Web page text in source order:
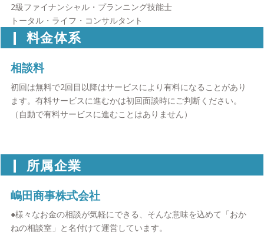
います。
※初回面談でご提案まで進行する場合もございます。
STEP:3 お客様に合った資産運用方法のご提案(無料)
初回の面談で伺った内容をもとにファイナンシャルプランナーが
現状を分析し、ご自身に合った資産運用の方法や現在行っている
資産運用の方法に問題点があればその解決方法をご提案します。
STEP:4 実行のお手伝い(無料)
ご提案は金融商品仲介業者としての実行のお手伝いを致します。
2級ファイナンシャル・プランニング技能士
トータル・ライフ・コンサルタント
料金体系
相談料
初回は無料で2回目以降はサービスにより有料になることがあり
ます。有料サービスに進むかは初回面談時にご判断ください。
（自動で有料サービスに進むことはありません）
所属企業
嶋田商事株式会社
●様々なお金の相談が気軽にできる、そんな意味を込めて「おか
ねの相談室」と名付けて運営しています。